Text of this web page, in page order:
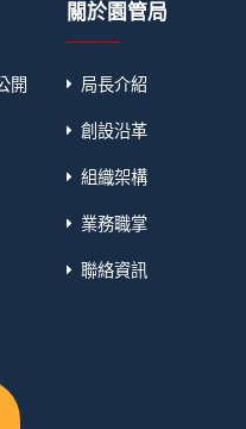
開
關於園管局
局長介紹
創設沿革
組織架構
業務職掌
聯絡資訊